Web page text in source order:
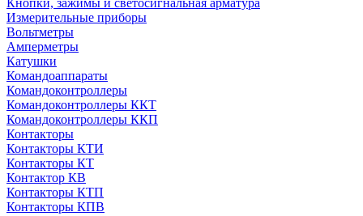
Кнопки, зажимы и светосигнальная арматура
Измерительные приборы
Вольтметры
Амперметры
Катушки
Командоаппараты
Командоконтроллеры
Командоконтроллеры ККТ
Командоконтроллеры ККП
Контакторы
Контакторы КТИ
Контакторы КТ
Контактор КВ
Контакторы КТП
Контакторы КПВ